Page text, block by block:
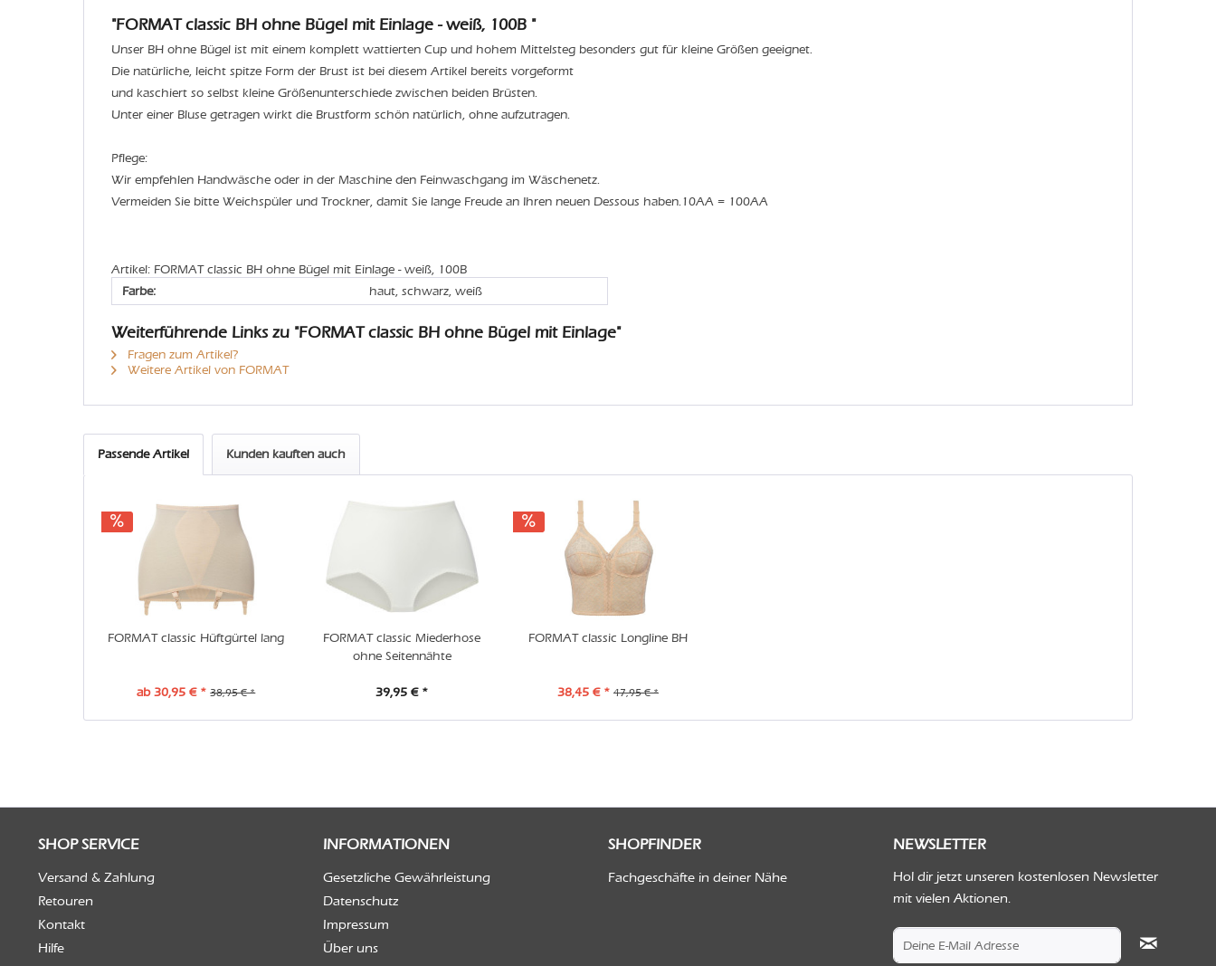
"FORMAT classic BH ohne Bügel mit Einlage - weiß, 100B "
Unser BH ohne Bügel ist mit einem komplett wattierten Cup und hohem Mittelsteg besonders gut für kleine Größen geeignet.
Die natürliche, leicht spitze Form der Brust ist bei diesem Artikel bereits vorgeformt
und kaschiert so selbst kleine Größenunterschiede zwischen beiden Brüsten.
Unter einer Bluse getragen wirkt die Brustform schön natürlich, ohne aufzutragen.
Pflege:
Wir empfehlen Handwäsche oder in der Maschine den Feinwaschgang im Wäschenetz.
Vermeiden Sie bitte Weichspüler und Trockner, damit Sie lange Freude an Ihren neuen Dessous haben.10AA = 100AA
Artikel: FORMAT classic BH ohne Bügel mit Einlage - weiß, 100B
Farbe:
haut, schwarz, weiß
Weiterführende Links zu "FORMAT classic BH ohne Bügel mit Einlage"
Fragen zum Artikel?
Weitere Artikel von FORMAT
Passende Artikel Kunden kauften auch
FORMAT classic Hüftgürtel lang
ab 30,95 € * 38,95 € *
FORMAT classic Miederhose
ohne Seitennähte
39,95 € *
FORMAT classic Longline BH
38,45 € * 47,95 € *
SHOP SERVICE
Versand & Zahlung
Retouren
Kontakt
Hilfe
INFORMATIONEN
Gesetzliche Gewährleistung
Datenschutz
Impressum
Über uns
SHOPFINDER
Fachgeschäfte in deiner Nähe
NEWSLETTER
Hol dir jetzt unseren kostenlosen Newsletter
mit vielen Aktionen.